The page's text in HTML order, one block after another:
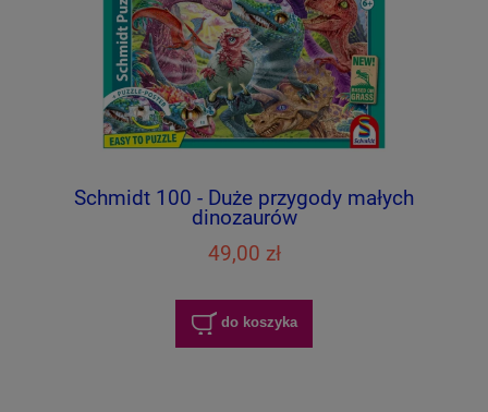
Schmidt 100 - Duże przygody małych
dinozaurów
49,00 zł
do koszyka